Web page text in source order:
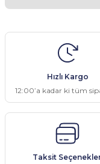
konularda yetersiz
tarafımıza iletebilirsiniz.
Görüş ve önerileriniz
Ürün resmi kalitesiz,
Ürün bilgilerinde
Ürün fiyatı diğer
Bu ürüne benzer
Hızlı Kargo
12:00’a kadar ki tüm
Taksit